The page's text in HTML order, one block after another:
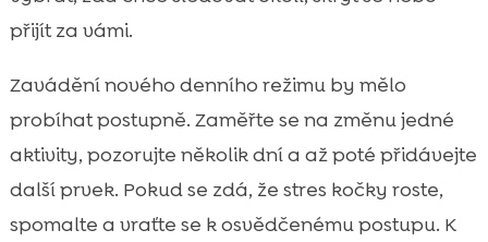
přijít za vámi.
Zavádění nového denního režimu by mělo
probíhat postupně. Zaměřte se na změnu jedné
aktivity, pozorujte několik dní a až poté přidávejte
další prvek. Pokud se zdá, že stres kočky roste,
spomalte a vraťte se k osvědčenému postupu. K